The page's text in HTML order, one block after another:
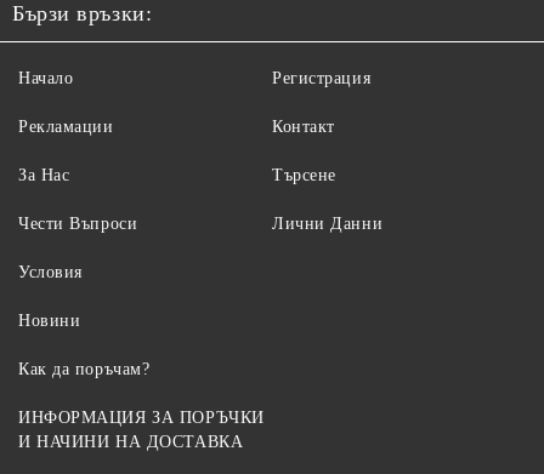
Бързи връзки:
Начало
Рекламации
За Нас
Чести Въпроси
Регистрация
Контакт
Търсене
Лични Данни
Условия
Новини
Как да поръчам?
ИНФОРМАЦИЯ ЗА ПОРЪЧКИ
И НАЧИНИ НА ДОСТАВКА